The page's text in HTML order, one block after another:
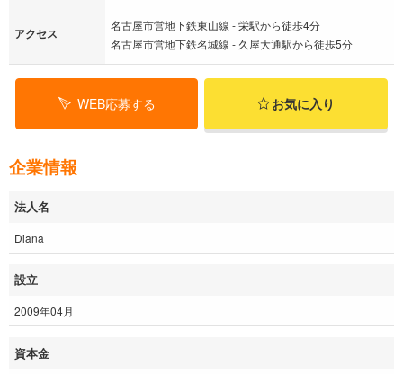
アクセス
名古屋市営地下鉄東山線 - 栄駅から徒歩4分
名古屋市営地下鉄名城線 - 久屋大通駅から徒歩5分
WEB応募する お気に入り
企業情報
法人名
Diana
設立
2009年04月
資本金